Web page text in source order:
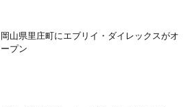
岡山県里庄町にエブリイ・ダイレックスがオ
ープン